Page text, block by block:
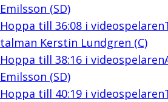
Emilsson (SD)
Hoppa till 36:08i videospelaren
talman Kerstin Lundgren (C)
Hoppa till 38:16i videospelaren
Emilsson (SD)
Hoppa till 40:19i videospelaren